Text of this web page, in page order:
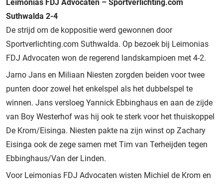
Leimonias FDJ Advocaten – Sportverlichting.com
Suthwalda 2-4
De strijd om de koppositie werd gewonnen door
Sportverlichting.com Suthwalda. Op bezoek bij Leimonias
FDJ Advocaten won de regerend landskampioen met 4-2.
Jarno Jans en Miliaan Niesten zorgden beiden voor twee
punten door zowel het enkelspel als het dubbelspel te
winnen. Jans versloeg Yannick Ebbinghaus en aan de zijde
van Boy Westerhof was hij ook te sterk voor het thuiskoppel
De Krom/Eisinga. Niesten pakte na zijn winst op Zachary
Eisinga ook de zege samen met Tim van Terheijden tegen
Ebbinghaus/Van der Linden.
Voor Leimonias FDJ Advocaten wisten Michiel de Krom en